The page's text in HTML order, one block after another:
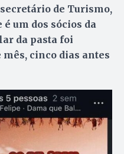
de Turismo,
um dos sócios da
da pasta foi
cinco dias antes